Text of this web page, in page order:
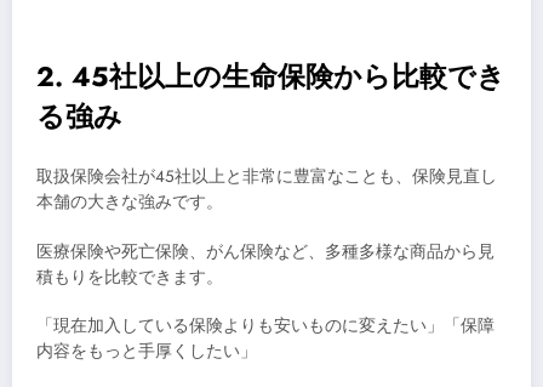
2. 45社以上の生命保険から比較でき
る強み
取扱保険会社が45社以上と非常に豊富なことも、保険見直し
本舗の大きな強みです。
医療保険や死亡保険、がん保険など、多種多様な商品から見
積もりを比較できます。
「現在加入している保険よりも安いものに変えたい」「保障
内容をもっと手厚くしたい」